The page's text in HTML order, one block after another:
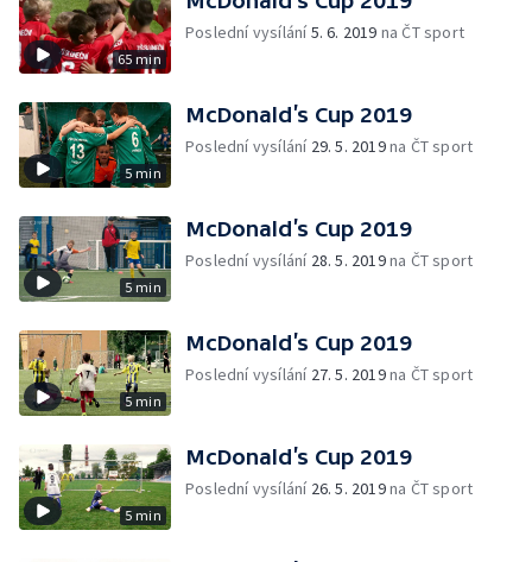
65 min
Poslední vysílání5. 6. 2019 na ČT sport
5 min
McDonald’s Cup 2019
Poslední vysílání 29. 5. 2019na ČT sport
5 min
McDonald’s Cup 2019
Poslední vysílání 28. 5. 2019na ČT sport
5 min
McDonald’s Cup 2019
Poslední vysílání 27. 5. 2019na ČT sport
5 min
McDonald’s Cup 2019
Poslední vysílání 26. 5. 2019na ČT sport